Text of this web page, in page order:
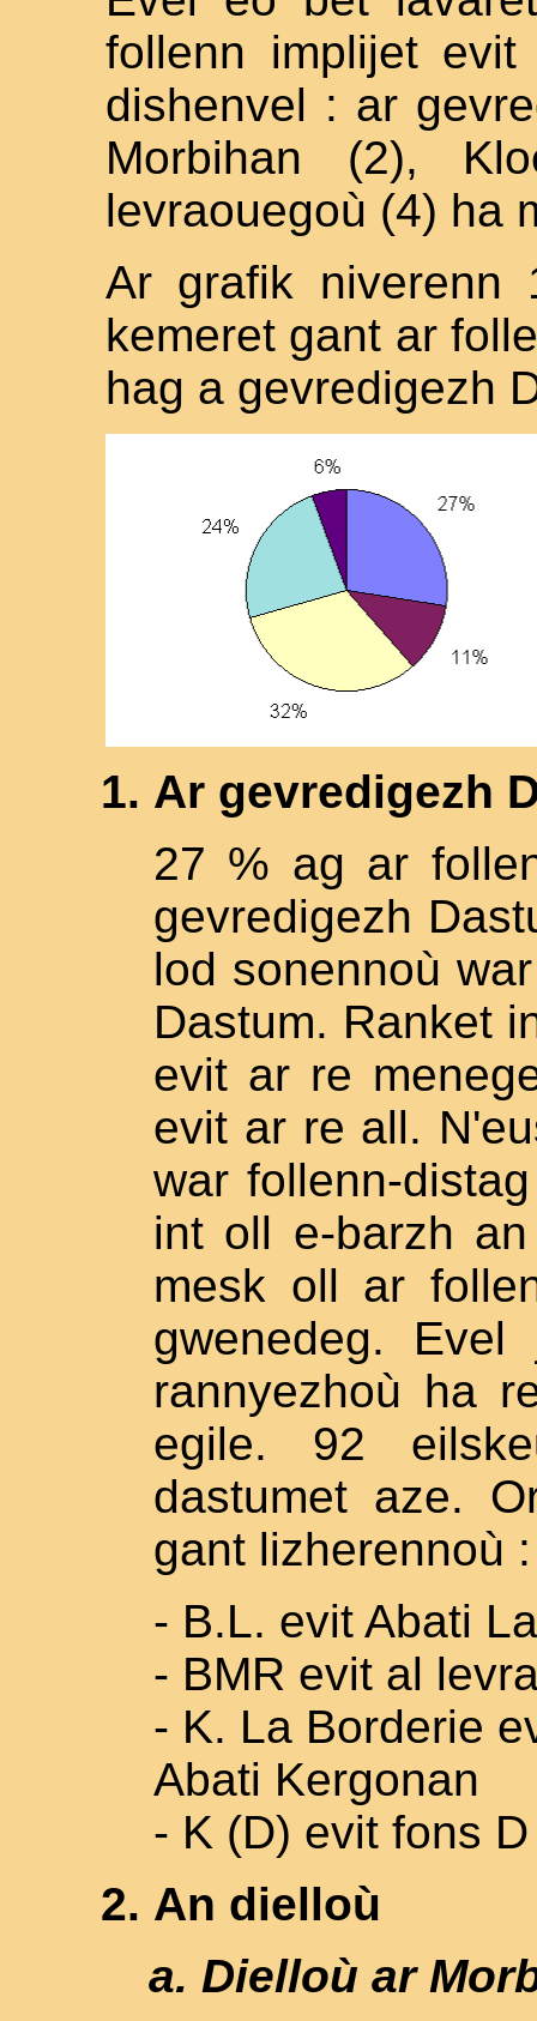
follenn implijet
dishenvel : ar
Morbihan (2),
levraouegoù (4) ha
Ar grafik niverenn
kemeret gant ar
hag a gevredigezh
Ar gevredigezh
27 % ag ar
gevredigezh
lod sonennoù
Dastum. Ranket
evit ar re
evit ar re all.
war follenn-
int oll e-barzh
mesk oll ar
gwenedeg.
rannyezhoù ha
egile. 92
dastumet aze.
gant lizherennoù :
- B.L. evit Abati
- BMR evit al
- K. La Borderie
Abati Kergonan
- K (D) evit fons
An dielloù
Dielloù ar